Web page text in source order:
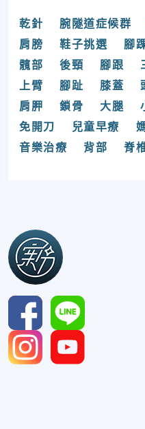
乾針 腕隧道症候群
肩膀
鞋子挑選 腳
髖部
後頸 腳跟
上臂
腳趾 膝蓋
肩胛
鎖骨 大腿
免開刀
兒童早療
音樂治療
背部 脊